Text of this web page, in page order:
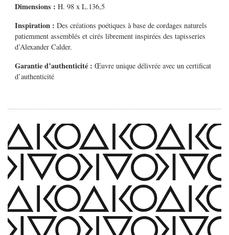
Dimensions : H. 98 x L.136,5
Inspiration : Des créations poétiques à base de cordages naturels
patiemment assemblés et cirés librement inspirées des tapisseries
d’Alexander Calder.
Garantie d’authenticité : Œuvre unique délivrée avec un certificat
d’authenticité